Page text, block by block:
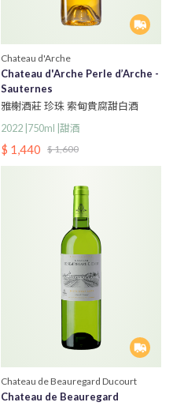
Chateau d'Arche
Chateau d'Arche Perle d’Arche -
Sauternes
雅榭酒莊 珍珠 索甸貴腐甜白酒
2022 |750ml |甜酒
$ 1,440 $ 1,600
Chateau de Beauregard Ducourt
Chateau de Beauregard